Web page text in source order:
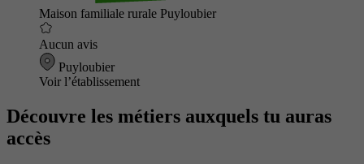
Maison familiale rurale Puyloubier
Aucun avis
Puyloubier
Voir l’établissement
Découvre les métiers auxquels tu auras
accès